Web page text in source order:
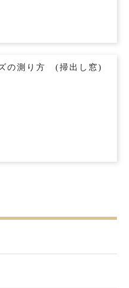
の測り方 (掃出し窓)